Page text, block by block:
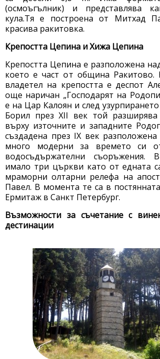
(осмоъгълник) и представлява
кула.Тя е построена от Митхад
красива ракитовка.
Крепостта Цепина и Хижа Цепина
Крепостта Цепина е разположена
което е част от община Ракитово.
владетел на крепостта е деспот
още наричан „Господарят на
е на Цар Калоян и след
Борил през XII век той разширява
върху източните и западните
създадена през IX век
много модерни за времето си
водосъдържателни съоръжения.
имало три църкви като от едната
мраморни олтарни релефа на
Павел. В момента те са в
Ермитаж в Санкт Петербург.
Възможности за съчетание с
дестинации